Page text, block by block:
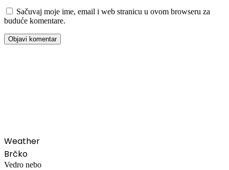
Sačuvaj moje ime, email i web stranicu u ovom browseru za
buduće komentare.
Weather
Brčko
Vedro nebo